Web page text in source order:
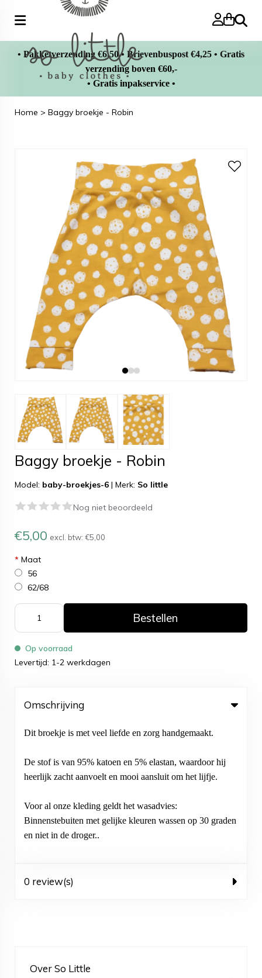
Zoeken
• Pakketverzending €6,50 • Brievenbuspost €4,25 • Gratis
verzending boven €60,-
• Gratis inpakservice •
Home > Baggy broekje - Robin
Baggy broekje - Robin
Model: baby-broekjes-6 | Merk: So little
Nog niet beoordeeld
€5,00 excl. btw: €5,00
* Maat
56
62/68
Bestellen
Op voorraad
Levertijd: 1-2 werkdagen
Omschrijving
Dit broekje is met veel liefde en zorg handgemaakt.
De stof is van 95% katoen en 5% elastan, waardoor hij
heerlijk zacht aanvoelt en mooi aansluit om het lijfje.
Voor al onze kleding geldt het wasadvies:
Binnenstebuiten met gelijke kleuren wassen op 30 graden
en niet in de droger..
0 review(s)
Over So Little